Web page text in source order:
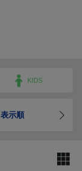
KIDS
表示順